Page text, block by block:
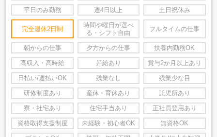
平日のみ勤務 週4日以上 土日祝休み
完全週休2日制
時間や曜日が選べ
る・シフト自由
フルタイムの仕事
朝からの仕事 夕方からの仕事 扶養内勤務OK
高収入・高時給 昇給あり 賞与2か月以上あり
日払い/週払いOK 残業なし 残業少な目
研修制度あり 産休・育休あり 託児所あり
寮・社宅あり 住宅手当あり 正社員登用あり
資格取得支援制度 未経験・初心者OK 無資格OK